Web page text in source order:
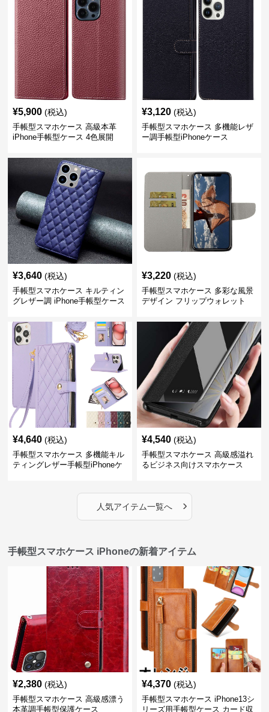
¥5,900 (税込)
手帳型スマホケース 高級本革
iPhone手帳型ケース 4色展開
¥3,120 (税込)
手帳型スマホケース 多機能レザ
ー調手帳型iPhoneケース
¥3,640 (税込)
手帳型スマホケース キルティン
グレザー調 iPhone手帳型ケース
¥3,220 (税込)
手帳型スマホケース 多彩な風景
デザイン フリップウォレット
¥4,640 (税込)
手帳型スマホケース 多機能キル
ティングレザー手帳型iPhoneケ
¥4,540 (税込)
手帳型スマホケース 高級感溢れ
るビジネス向けスマホケース
人気アイテム一覧へ ›
手帳型スマホケース iPhoneの新着アイテム
¥2,380 (税込)
手帳型スマホケース 高級感漂う
本革調手帳型保護ケース
¥4,370 (税込)
手帳型スマホケース iPhone13シ
リーズ用手帳型ケース カード収